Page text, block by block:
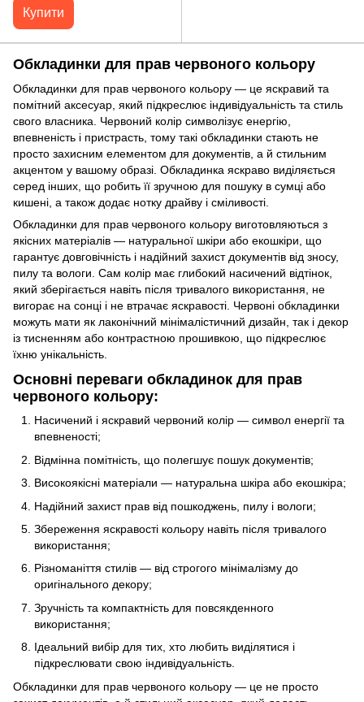
Купити
Обкладинки для прав червоного кольору
Обкладинки для прав червоного кольору — це яскравий та
помітний аксесуар, який підкреслює індивідуальність та стиль
свого власника. Червоний колір символізує енергію,
впевненість і пристрасть, тому такі обкладинки стають не
просто захисним елементом для документів, а й стильним
акцентом у вашому образі. Обкладинка яскраво виділяється
серед інших, що робить її зручною для пошуку в сумці або
кишені, а також додає нотку драйву і сміливості.
Обкладинки для прав червоного кольору виготовляються з
якісних матеріалів — натуральної шкіри або екошкіри, що
гарантує довговічність і надійний захист документів від зносу,
пилу та вологи. Сам колір має глибокий насичений відтінок,
який зберігається навіть після тривалого використання, не
вигорає на сонці і не втрачає яскравості. Червоні обкладинки
можуть мати як лаконічний мінімалістичний дизайн, так і декор
із тисненням або контрастною прошивкою, що підкреслює
їхню унікальність.
Основні переваги обкладинок для прав
червоного кольору:
Насичений і яскравий червоний колір — символ енергії та
впевненості;
Відмінна помітність, що полегшує пошук документів;
Високоякісні матеріали — натуральна шкіра або екошкіра;
Надійний захист прав від пошкоджень, пилу і вологи;
Збереження яскравості кольору навіть після тривалого
використання;
Різноманіття стилів — від строгого мінімалізму до
оригінального декору;
Зручність та компактність для повсякденного
використання;
Ідеальний вибір для тих, хто любить виділятися і
підкреслювати свою індивідуальність.
Обкладинки для прав червоного кольору — це не просто